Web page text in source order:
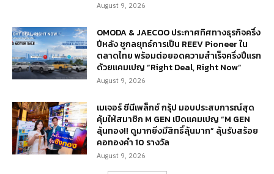
August 9, 2026
OMODA & JAECOO ประกาศทิศทางธุรกิจครึ่ง
ปีหลัง ชูกลยุทธ์การเป็น REEV Pioneer ใน
ตลาดไทย พร้อมต่อยอดความสำเร็จครึ่งปีแรก
ด้วยแคมเปญ “Right Deal, Right Now”
August 9, 2026
เมเจอร์ ซีนีเพล็กซ์ กรุ้ป มอบประสบการณ์สุด
คุ้มให้สมาชิก M GEN เปิดแคมเปญ “M GEN
ลุ้นทอง!! ดูมากยิ่งมีสิทธิ์ลุ้นมาก” ลุ้นรับสร้อย
คอทองคำ 10 รางวัล
August 9, 2026